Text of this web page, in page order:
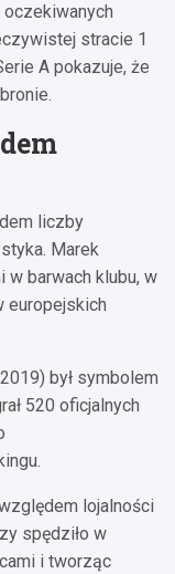
stracie 1
A pokazuje, że
liczby
Marek
barwach klubu, w
europejskich
był symbolem
520 oficjalnych
lojalności
spędziło w
i tworząc